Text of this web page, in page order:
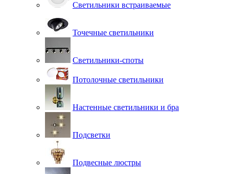
Светильники встраиваемые
Точечные светильники
Светильники-споты
Потолочные светильники
Настенные светильники и бра
Подсветки
Подвесные люстры